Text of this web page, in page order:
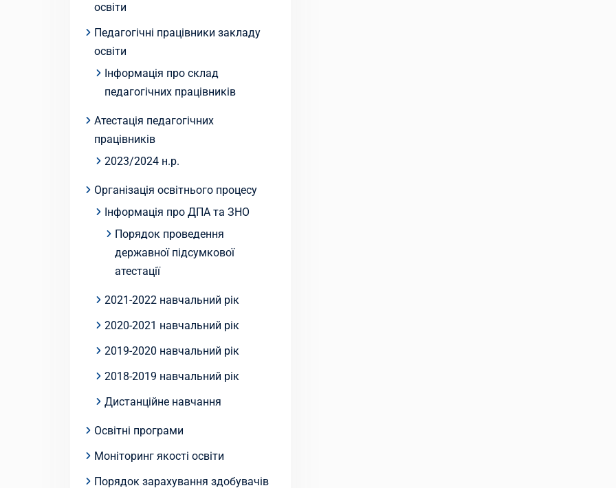
освіти
Педагогічні працівники закладу
освіти
Інформація про склад
педагогічних працівників
Атестація педагогічних
працівників
2023/2024 н.р.
Організація освітнього процесу
Інформація про ДПА та ЗНО
Порядок проведення
державної підсумкової
атестації
2021-2022 навчальний рік
2020-2021 навчальний рік
2019-2020 навчальний рік
2018-2019 навчальний рік
Дистанційне навчання
Освітні програми
Моніторинг якості освіти
Порядок зарахування здобувачів